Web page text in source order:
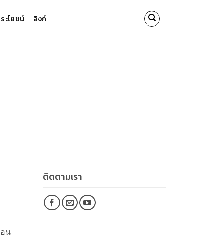
ะโยชน์ ลิงก์
น
ติดตามเรา